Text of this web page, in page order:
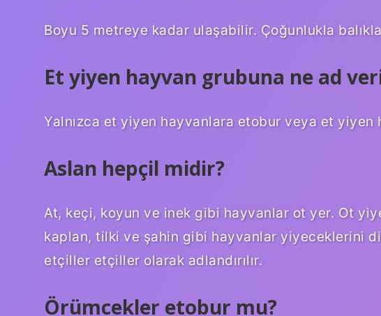
Boyu 5 metreye kadar ulaşabilir. Çoğunlukla
Et yiyen hayvan grubuna ne ad
Yalnızca et yiyen hayvanlara etobur veya et yiyen
Aslan hepçil midir?
At, keçi, koyun ve inek gibi hayvanlar ot yer. Ot
kaplan, tilki ve şahin gibi hayvanlar yiyeceklerini
etçiller etçiller olarak adlandırılır.
Örümcekler etobur mu?